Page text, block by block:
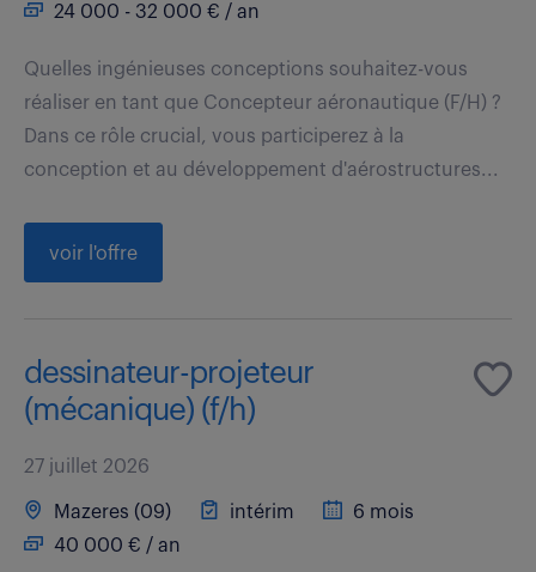
24 000 - 32 000 € / an
Quelles ingénieuses conceptions souhaitez-vous
réaliser en tant que Concepteur aéronautique (F/H) ?
Dans ce rôle crucial, vous participerez à la
conception et au développement d'aérostructures...
voir l'offre
dessinateur-projeteur
(mécanique) (f/h)
27 juillet 2026
Mazeres (09) intérim
6 mois
40 000 € / an